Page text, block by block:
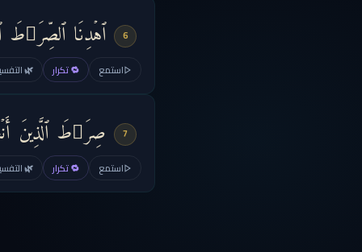
6 ٱهۡدِنَا ٱلصِّرَ ٰ⁠طَ
استمع 🔁 تكرار 🌿
7 صِرَ ٰ⁠طَ ٱلَّذِینَ
استمع 🔁 تكرار 🌿